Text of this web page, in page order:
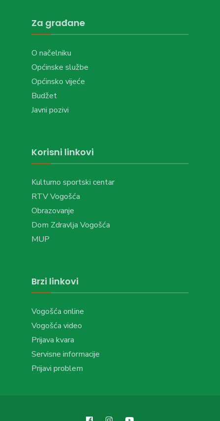
Za građane
O načelniku
Općinske službe
Općinsko vijeće
Budžet
Javni pozivi
Korisni linkovi
Kulturno sportski centar
RTV Vogošća
Obrazovanje
Dom Zdravlja Vogošća
MUP
Brzi linkovi
Vogošća online
Vogošća video
Prijava kvara
Servisne informacije
Prijavi problem